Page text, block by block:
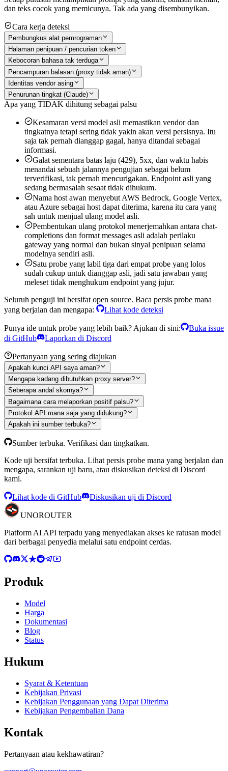
dan teks cocok yang memicunya. Tak ada yang disembunyikan.
Cara kerja deteksi
Pembungkus alat pemrograman
Halaman penipuan / pencurian token
Kebocoran bahasa tak terduga
Pencampuran balasan (proxy tidak aman)
Identitas vendor asing
Penurunan tingkat (Claude)
Apa yang TIDAK dihitung sebagai palsu
Kesamaran versi model asli memastikan vendor dan
tingkatnya tetapi sering tidak yakin akan versi persisnya. Itu
saja tak pernah dianggap gagal, hanya ditandai sebagai
informasi.
Galat sementara batas laju (429), 5xx, dan waktu habis
menandai sebuah jalannya pengujian sebagai belum
terverifikasi, tak pernah mencurigakan. Endpoint asli yang
sedang bermasalah sesaat tidak dihukum.
Nama host awan menyebut AWS Bedrock, Google Vertex,
atau Azure sebagai host dapat diterima, karena itu cara yang
sah untuk menjual ulang model asli.
Pembentukan ulang protokol menerjemahkan antara chat-
completions dan format messages asli adalah perilaku
gateway yang normal dan bukan sinyal penipuan selama
modelnya sendiri asli.
Satu probe yang labil tiga dari empat probe yang lolos
sudah cukup untuk dianggap asli, jadi satu jawaban yang
meleset tidak menghukum endpoint yang jujur.
Seluruh penguji ini bersifat open source. Baca persis probe mana
yang berjalan dan mengapa:
Lihat kode deteksi
Punya ide untuk probe yang lebih baik? Ajukan di sini:
Buka issue
di GitHub
Laporkan di Discord
Pertanyaan yang sering diajukan
Apakah kunci API saya aman?
Mengapa kadang dibutuhkan proxy server?
Seberapa andal skornya?
Bagaimana cara melaporkan positif palsu?
Protokol API mana saja yang didukung?
Apakah ini sumber terbuka?
Sumber terbuka. Verifikasi dan tingkatkan.
Kode uji bersifat terbuka. Lihat persis probe mana yang berjalan dan
mengapa, sarankan uji baru, atau diskusikan deteksi di Discord
kami.
Lihat kode di GitHub Diskusikan uji di Discord
UNOROUTER
Platform AI API terpadu yang menyediakan akses ke ratusan model
dari berbagai penyedia melalui satu endpoint cerdas.
Produk
Model
Harga
Dokumentasi
Blog
Status
Hukum
Syarat & Ketentuan
Kebijakan Privasi
Kebijakan Penggunaan yang Dapat Diterima
Kebijakan Pengembalian Dana
Kontak
Pertanyaan atau kekhawatiran?